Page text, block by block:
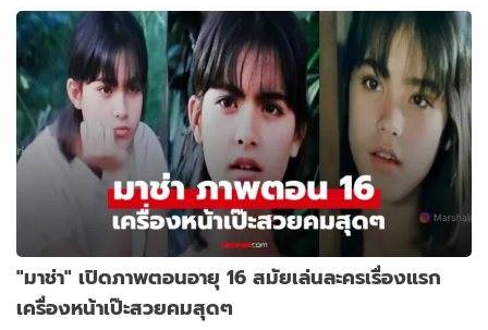
"มาช่า" เปิดภาพตอนอายุ 16 สมัยเล่นละครเรื่องแรก
เครื่องหน้าเป๊ะสวยคมสุดๆ